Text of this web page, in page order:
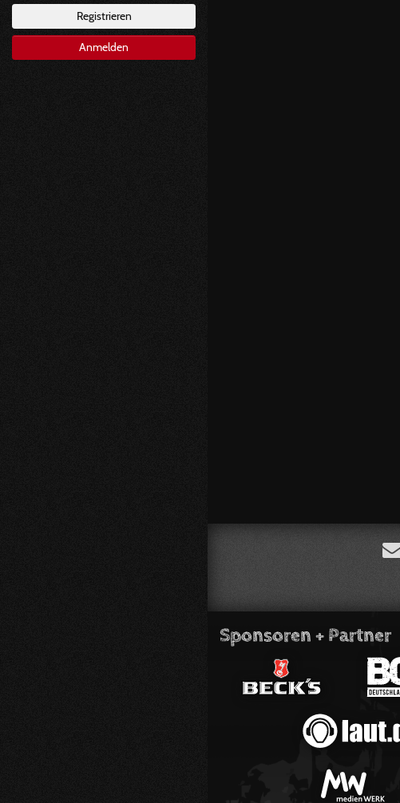
Registrieren
Anmelden
Sponsoren + Partner